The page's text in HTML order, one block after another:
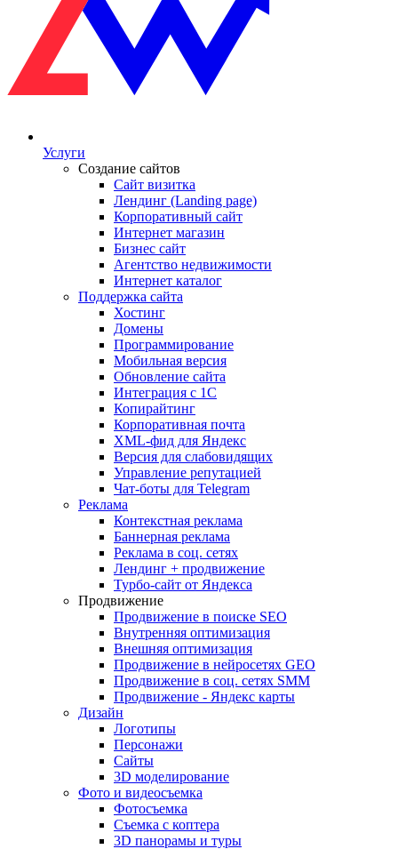
Услуги
Создание сайтов
Сайт визитка
Лендинг (Landing page)
Корпоративный сайт
Интернет магазин
Бизнес сайт
Агентство недвижимости
Интернет каталог
Поддержка сайта
Хостинг
Домены
Программирование
Мобильная версия
Обновление сайта
Интеграция с 1С
Копирайтинг
Корпоративная почта
XML-фид для Яндекс
Версия для слабовидящих
Управление репутацией
Чат-боты для Telegram
Реклама
Контекстная реклама
Баннерная реклама
Реклама в соц. сетях
Лендинг + продвижение
Турбо-сайт от Яндекса
Продвижение
Продвижение в поиске SEO
Внутренняя оптимизация
Внешняя оптимизация
Продвижение в нейросетях GEO
Продвижение в соц. сетях SMM
Продвижение - Яндекс карты
Дизайн
Логотипы
Персонажи
Сайты
3D моделирование
Фото и видеосъемка
Фотосъемка
Съемка с коптера
3D панорамы и туры